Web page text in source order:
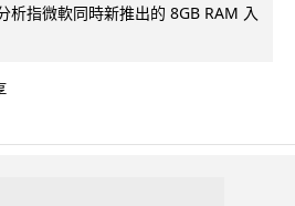
析指微軟同時新推出的 8GB RAM 入